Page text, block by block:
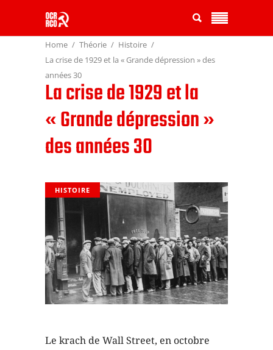
Home Théorie
Histoire
La crise de 1929 et la « Grande dépression » des
années 30
La crise de 1929 et la
« Grande dépression »
des années 30
HISTOIRE
Le krach de Wall Street, en octobre